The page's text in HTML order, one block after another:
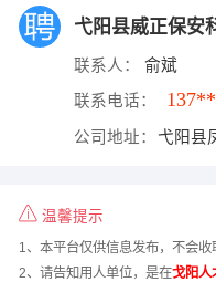
弋阳县威正保安
联系人： 俞斌
联系电话：
公司地址： 弋阳县
温馨提示
1、本平台仅供信息发布，不会收
2、请告知用人单位，是在戈阳人